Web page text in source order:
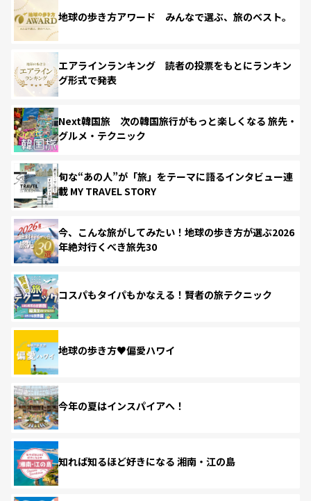
地球の歩き方アワード みんなで選ぶ、旅のベスト。
エアラインランキング 読者の投票をもとにランキン
グ形式で発表
Next韓国旅 次の韓国旅行がもっと楽しくなる 旅先・
グルメ・テクニック
旬な“あの人”が「旅」をテーマに語るインタビュー連
載 MY TRAVEL STORY
今、こんな旅がしてみたい！地球の歩き方が選ぶ2026
年絶対行くべき旅先30
コスパもタイパもかなえる！賢者の旅テクニック
地球の歩き方♥偏愛ハワイ
今年の夏はインスパイアへ！
知れば知るほど好きになる 湘南・江の島